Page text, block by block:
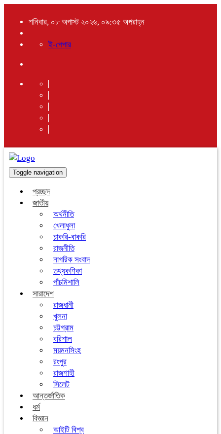
শনিবার, ০৮ অগাস্ট ২০২৬, ০৯:৩৫ অপরাহ্ন
ই-পেপার
Toggle navigation
প্রচ্ছদ
জাতীয়
অর্থনীতি
খেলাধুলা
চাকরি-বাকরি
রাজনীতি
নাগরিক সংবাদ
তথ্যকণিকা
পাঁচমিশালি
সারাদেশ
রাজধানী
খুলনা
চট্টগ্রাম
বরিশাল
ময়মনসিংহ
রংপুর
রাজশাহী
সিলেট
আন্তর্জাতিক
ধর্ম
বিজ্ঞান
আইটি বিশ্ব